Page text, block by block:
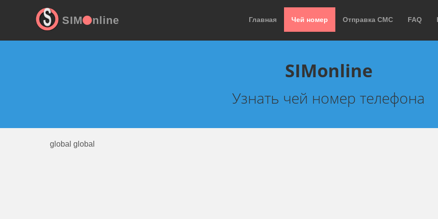
SIM nline Главная Чей номер Отправка СМС FAQ
SIMonline
Узнать чей номер телефона
global global